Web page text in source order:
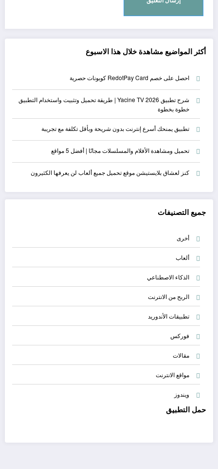
أكثر المواضيع مشاهدة خلال هذا الاسبوع
احصل على خصم RedotPay Card كوبونات حصرية
شرح تطبيق Yacine TV 2026 | طريقة تحميل وتثبيت واستخدام التطبيق
خطوة بخطوة
تطبيق يمنحك أسرع إنترنت بدون شريحة وبأقل تكلفة مع تجريبة
تحميل ومشاهدة الأفلام والمسلسلات مجانًا | أفضل 5 مواقع
كنز لعشاق بلايستيشن موقع تحميل جميع ألعاب لن يعرفها الكثيرون
جميع التصنيفات
أخرى
ألعاب
الذكاء الاصطناعي
الربح من الانترنت
تطبيقات الأندوريد
فوركس
مقالات
مواقع الانترنت
ويندوز
حمل التطبيق